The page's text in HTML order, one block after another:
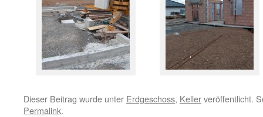
Dieser Beitrag wurde unter Erdgeschoss, Kellerveröffentlicht.
Permalink.